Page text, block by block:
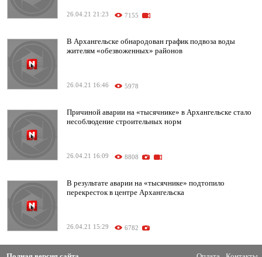
26.04.21 21:23 7155
В Архангельске обнародован график подвоза воды
жителям «обезвоженных» районов
26.04.21 16:46 5978
Причиной аварии на «тысячнике» в Архангельске стало
несоблюдение строительных норм
26.04.21 16:09 8808
В результате аварии на «тысячнике» подтопило
перекресток в центре Архангельска
26.04.21 15:29 6782